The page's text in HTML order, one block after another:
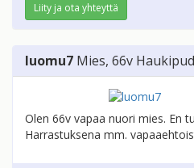
Liity ja ota yhteyttä
luomu7 Mies, 66v
Olen 66v vapaa nuori mies. En
Harrastuksena mm.